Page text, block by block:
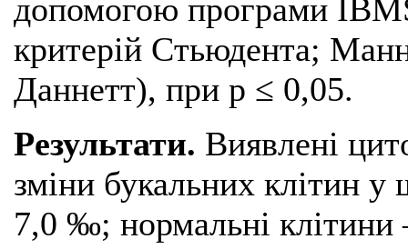
допомогою програми
критерій Стьюдента;
Даннетт), при р ≤ 0,05.
Результати. Виявлені
зміни букальних клітин у
7,0 ‰; нормальні клітини